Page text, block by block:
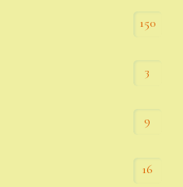
150
3
9
16